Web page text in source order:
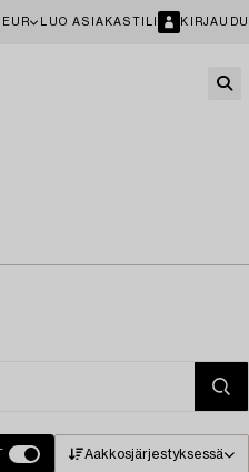
EUR LUO ASIAKASTILI KIRJAUDU
Aakkosjärjestyksessä